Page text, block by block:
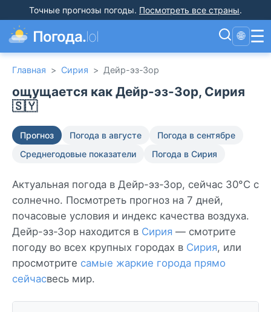
Точные прогнозы погоды. Посмотреть все страны.
Погода.lol 🌐 ☰
Главная > Сирия > Дейр-эз-Зор
ощущается как Дейр-эз-Зор, Сирия
🇸🇾
Прогноз Погода в августе
Погода в сентябре
Среднегодовые показатели
Погода в Сирия
Актуальная погода в Дейр-эз-Зор, сейчас 30°C с
солнечно. Посмотреть прогноз на 7 дней,
почасовые условия и индекс качества воздуха.
Дейр-эз-Зор находится в Сирия — смотрите
погоду во всех крупных городах в Сирия, или
просмотрите самые жаркие города прямо
сейчасвесь мир.